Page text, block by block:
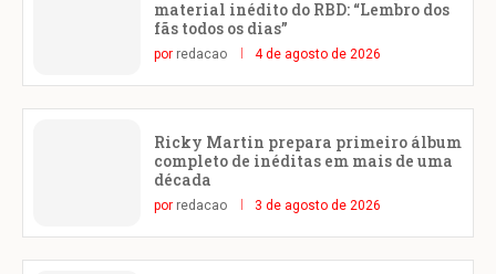
material inédito do RBD: “Lembro dos
fãs todos os dias”
por redacao 4 de agosto de 2026
Ricky Martin prepara primeiro álbum
completo de inéditas em mais de uma
década
por redacao 3 de agosto de 2026